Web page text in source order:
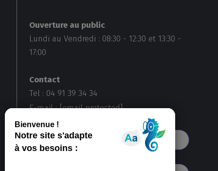
Ouverture au public
Lundi au Vendredi : 08:30 - 12:30 et 13:30 -
17:00
Contact
Tel : 04 91 39 34 34
E-mail :[email protected]
Voir toutes nos agences